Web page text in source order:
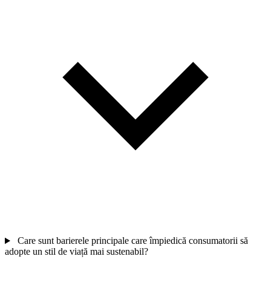
Care sunt barierele principale care împiedică consumatorii să
adopte un stil de viață mai sustenabil?